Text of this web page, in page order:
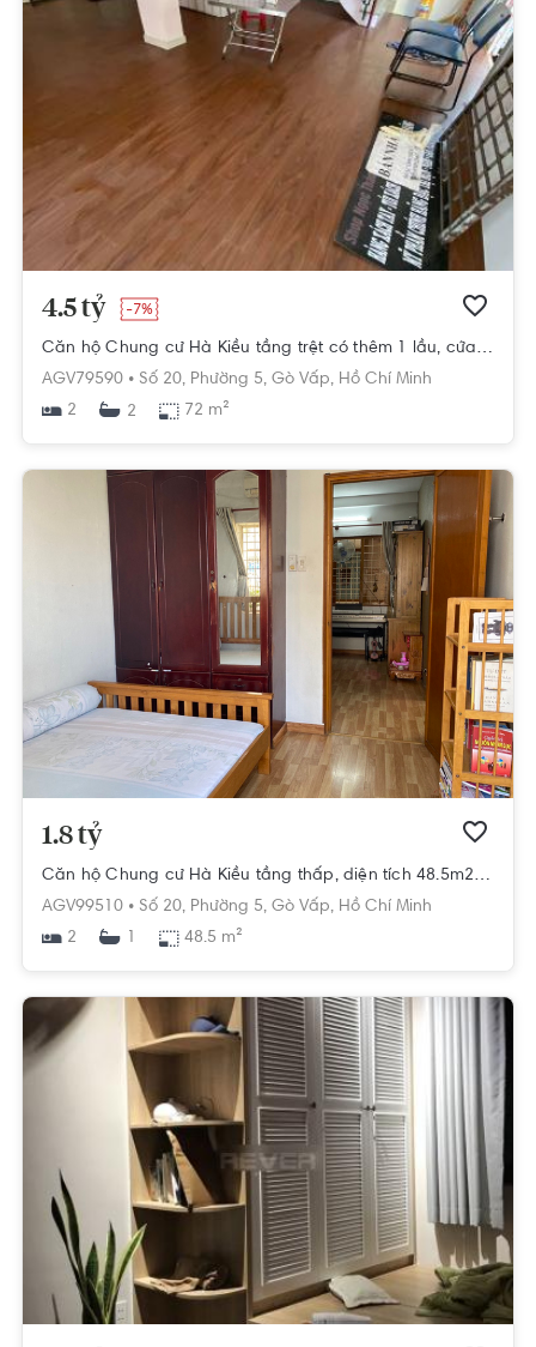
4.5 tỷ -7%
Căn hộ Chung cư Hà Kiều tầng trệt có thêm 1 lầu, cửa hướng Tây Bắc.
AGV79590 • Số 20, Phường 5, Gò Vấp, Hồ Chí Minh
2
2 72 m²
1.8 tỷ
Căn hộ Chung cư Hà Kiều tầng thấp, diện tích 48.5m2 rộng thoáng.
AGV99510 • Số 20, Phường 5, Gò Vấp, Hồ Chí Minh
2
1 48.5 m²